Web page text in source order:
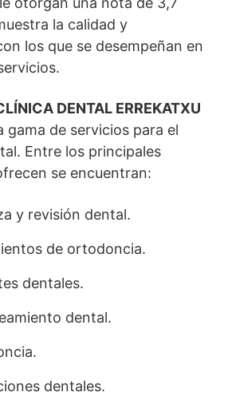
la calidad y
los que se desempeñan en
DENTAL ERREKATXU
gama de servicios para el
Entre los principales
se encuentran:
y revisión dental.
de ortodoncia.
dentales.
dental.
dentales.